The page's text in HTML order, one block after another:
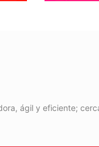
ágil y eficiente;